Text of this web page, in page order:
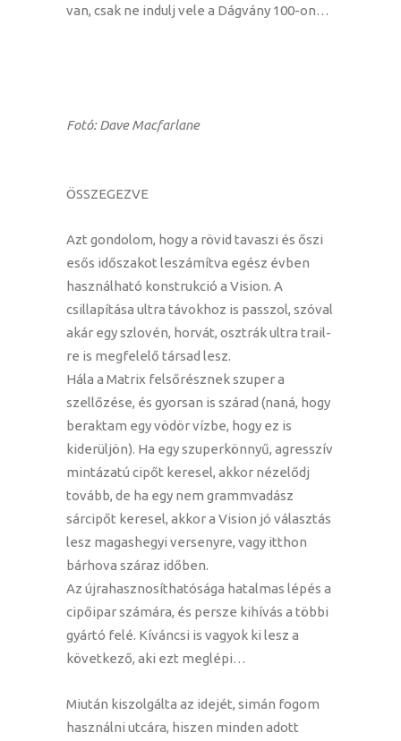
van, csak ne indulj vele a Dágvány 100-on…
Fotó: Dave Macfarlane
ÖSSZEGEZVE
Azt gondolom, hogy a rövid tavaszi és őszi
esős időszakot leszámítva egész évben
használható konstrukció a Vision. A
csillapítása ultra távokhoz is passzol, szóval
akár egy szlovén, horvát, osztrák ultra trail-
re is megfelelő társad lesz.
Hála a Matrix felsőrésznek szuper a
szellőzése, és gyorsan is szárad (naná, hogy
beraktam egy vödör vízbe, hogy ez is
kiderüljön). Ha egy szuperkönnyű, agresszív
mintázatú cipőt keresel, akkor nézelődj
tovább, de ha egy nem grammvadász
sárcipőt keresel, akkor a Vision jó választás
lesz magashegyi versenyre, vagy itthon
bárhova száraz időben.
Az újrahasznosíthatósága hatalmas lépés a
cipőipar számára, és persze kihívás a többi
gyártó felé. Kíváncsi is vagyok ki lesz a
következő, aki ezt meglépi…
Miután kiszolgálta az idejét, simán fogom
használni utcára, hiszen minden adott